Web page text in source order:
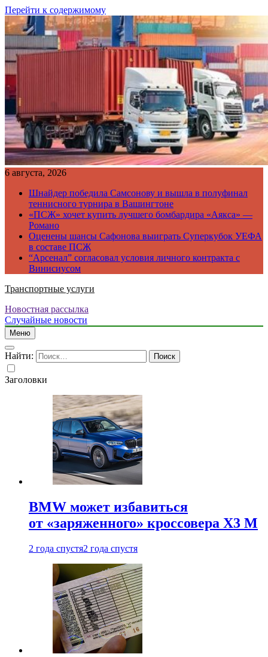
Перейти к содержимому
6 августа, 2026
Шнайдер победила Самсонову и вышла в полуфинал
теннисного турнира в Вашингтоне
«ПСЖ» хочет купить лучшего бомбардира «Аякса» —
Романо
Оценены шансы Сафонова выиграть Суперкубок УЕФА
в составе ПСЖ
“Арсенал” согласовал условия личного контракта с
Винисиусом
Транспортные услуги
Новостная рассылка
Случайные новости
Меню
Найти:
Заголовки
BMW может избавиться
от «заряженного» кроссовера X3 M
2 года спустя2 года спустя